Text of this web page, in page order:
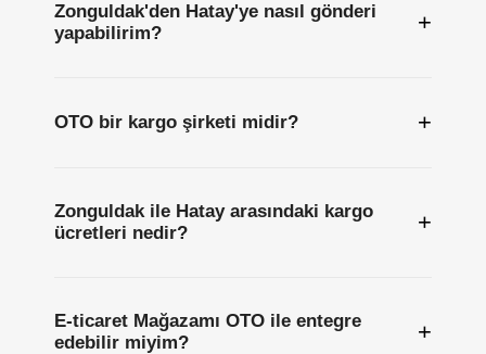
Zonguldak'den Hatay'ye nasıl gönderi
yapabilirim?
+
OTO bir kargo şirketi midir? +
Zonguldak ile Hatay arasındaki kargo
ücretleri nedir?
+
E-ticaret Mağazamı OTO ile entegre
edebilir miyim?
+